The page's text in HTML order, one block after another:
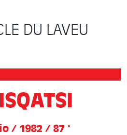
DU LAVEU
/ 1982 / 87 '